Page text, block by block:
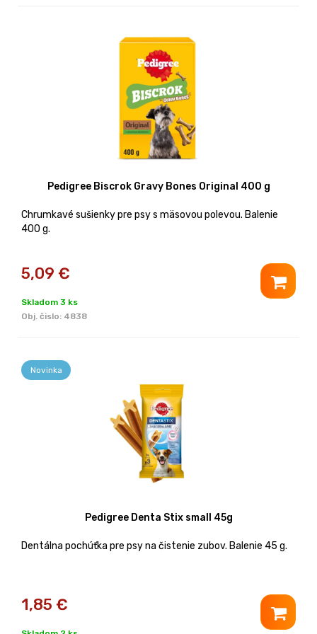
Pedigree Biscrok Gravy Bones Original 400 g
Chrumkavé sušienky pre psy s mäsovou polevou. Balenie
400 g.
5,09 €
Skladom 3 ks
Obj. čislo: 4838
Novinka
Pedigree Denta Stix small 45g
Dentálna pochúťka pre psy na čistenie zubov. Balenie 45 g.
1,85 €